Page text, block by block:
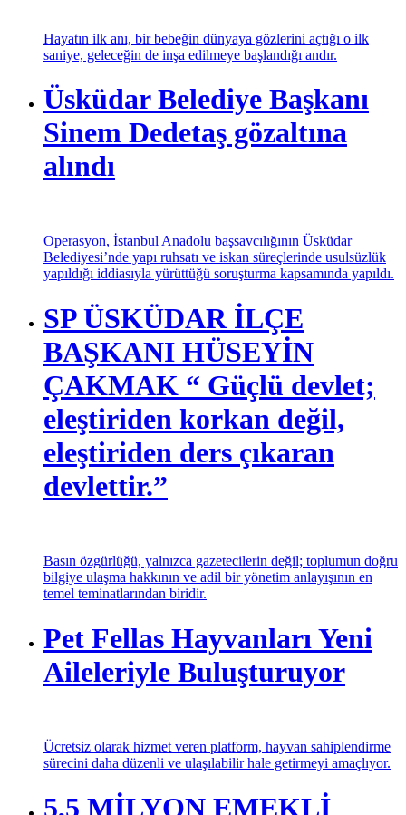
Hayatın ilk anı, bir bebeğin dünyaya gözlerini açtığı o ilk
saniye, geleceğin de inşa edilmeye başlandığı andır.
Üsküdar Belediye Başkanı
Sinem Dedetaş gözaltına
alındı
Operasyon, İstanbul Anadolu başsavcılığının Üsküdar
Belediyesi’nde yapı ruhsatı ve iskan süreçlerinde usulsüzlük
yapıldığı iddiasıyla yürüttüğü soruşturma kapsamında yapıldı.
SP ÜSKÜDAR İLÇE
BAŞKANI HÜSEYİN
ÇAKMAK “ Güçlü devlet;
eleştiriden korkan değil,
eleştiriden ders çıkaran
devlettir.”
Basın özgürlüğü, yalnızca gazetecilerin değil; toplumun doğru
bilgiye ulaşma hakkının ve adil bir yönetim anlayışının en
temel teminatlarından biridir.
Pet Fellas Hayvanları Yeni
Aileleriyle Buluşturuyor
Ücretsiz olarak hizmet veren platform, hayvan sahiplendirme
sürecini daha düzenli ve ulaşılabilir hale getirmeyi amaçlıyor.
5,5 MİLYON EMEKLİ